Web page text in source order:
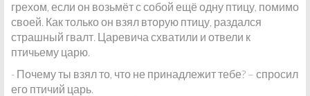
грехом, если он возьмёт с собой ещё одну птицу, помимо
своей. Как только он взял вторую птицу, раздался
страшный гвалт. Царевича схватили и отвели к
птичьему царю.
- Почему ты взял то, что не принадлежит тебе? – спросил
его птичий царь.